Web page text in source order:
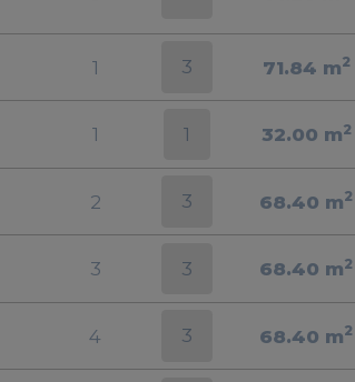
1 3 71.84 m2
1 1 32.00 m2
2 3 68.40 m2
3 3 68.40 m2
4 3 68.40 m2